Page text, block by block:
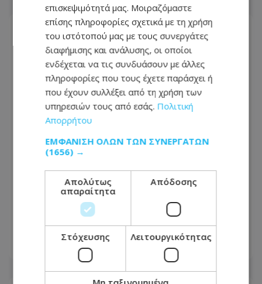
«Αφιέρωσε τη ζωή της βοηθώντας
όσους είχαν ανάγκη»: Συγκλονίζει η
οικογένεια της Βρετανίδας που
βρέθηκε νεκρή σε βαλίτσα
06.08.2026 - 22:54
επισκεψιμότητά μας. Μοιραζόμαστε
επίσης πληροφορίες σχετικά με τη χρήση
του ιστότοπού μας με τους συνεργάτες
διαφήμισης και ανάλυσης, οι οποίοι
ενδέχεται να τις συνδυάσουν με άλλες
πληροφορίες που τους έχετε παράσχει ή
που έχουν συλλέξει από τη χρήση των
υπηρεσιών τους από εσάς. Πολιτική
Απορρήτου
ΕΜΦΆΝΙΣΗ ΌΛΩΝ ΤΩΝ ΣΥΝΕΡΓΑΤΏΝ
(1656) →
Απολύτως
απαραίτητα
Απόδοσης
Στόχευσης Λειτουργικότητας